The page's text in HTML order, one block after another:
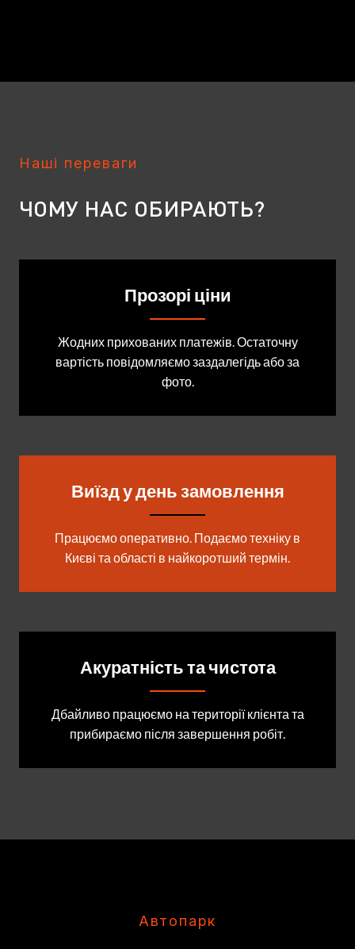
Наші переваги
ЧОМУ НАС ОБИРАЮТЬ?
Прозорі ціни
Жодних прихованих платежів. Остаточну
вартість повідомляємо заздалегідь або за
фото.
Виїзд у день замовлення
Працюємо оперативно. Подаємо техніку в
Києві та області в найкоротший термін.
Акуратність та чистота
Дбайливо працюємо на території клієнта та
прибираємо після завершення робіт.
Автопарк